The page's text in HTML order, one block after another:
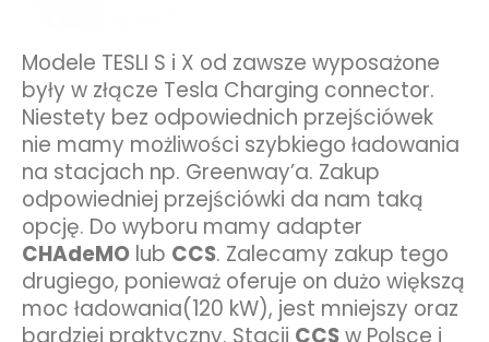
Modele TESLI S i X od zawsze wyposażone
były w złącze Tesla Charging connector.
Niestety bez odpowiednich przejściówek
nie mamy możliwości szybkiego ładowania
na stacjach np. Greenway’a. Zakup
odpowiedniej przejściówki da nam taką
opcję. Do wyboru mamy adapter
CHAdeMO lub CCS. Zalecamy zakup tego
drugiego, ponieważ oferuje on dużo większą
moc ładowania(120 kW), jest mniejszy oraz
bardziej praktyczny. Stacji CCSw Polsce i